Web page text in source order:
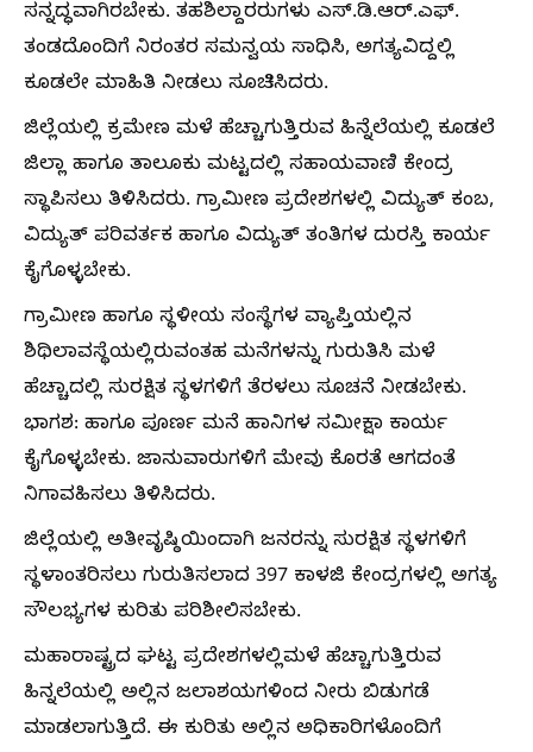
ಸನ್ನದ್ಧವಾಗಿರಬೇಕು. ತಹಶಿಲ್ದಾರರುಗಳು ಎಸ್.ಡಿ.ಆರ್.ಎಫ್.
ತಂಡದೊಂದಿಗೆ ನಿರಂತರ ಸಮನ್ವಯ ಸಾಧಿಸಿ, ಅಗತ್ಯವಿದ್ದಲ್ಲಿ
ಕೂಡಲೇ ಮಾಹಿತಿ ನೀಡಲು ಸೂಚಿಸಿದರು.
ಜಿಲ್ಲೆಯಲ್ಲಿ ಕ್ರಮೇಣ ಮಳೆ‌ ಹೆಚ್ಚಾಗುತ್ತಿರುವ ಹಿನ್ನೆಲೆಯಲ್ಲಿ ಕೂಡಲೆ
ಜಿಲ್ಲಾ ಹಾಗೂ ತಾಲೂಕು‌ ಮಟ್ಟದಲ್ಲಿ ಸಹಾಯವಾಣಿ ಕೇಂದ್ರ
ಸ್ಥಾಪಿಸಲು ತಿಳಿಸಿದರು. ಗ್ರಾಮೀಣ ಪ್ರದೇಶಗಳಲ್ಲಿ ವಿದ್ಯುತ್ ಕಂಬ,
ವಿದ್ಯುತ್ ಪರಿವರ್ತಕ ಹಾಗೂ ವಿದ್ಯುತ್ ತಂತಿಗಳ ದುರಸ್ತಿ ಕಾರ್ಯ
ಕೈಗೊಳ್ಳಬೇಕು.
ಗ್ರಾಮೀಣ ಹಾಗೂ ಸ್ಥಳೀಯ ಸಂಸ್ಥೆಗಳ ವ್ಯಾಪ್ತಿಯಲ್ಲಿನ
ಶಿಥಿಲಾವಸ್ಥೆಯಲ್ಲಿರುವಂತಹ ಮನೆಗಳನ್ನು ಗುರುತಿಸಿ ಮಳೆ
ಹೆಚ್ಚಾದಲ್ಲಿ ಸುರಕ್ಷಿತ ಸ್ಥಳಗಳಿಗೆ ತೆರಳಲು ಸೂಚನೆ ನೀಡಬೇಕು.
ಭಾಗಶ: ಹಾಗೂ ಪೂರ್ಣ ಮನೆ ಹಾನಿಗಳ ಸಮೀಕ್ಷಾ ಕಾರ್ಯ
ಕೈಗೊಳ್ಳಬೇಕು. ಜಾನುವಾರುಗಳಿಗೆ ಮೇವು ಕೊರತೆ ಆಗದಂತೆ
ನಿಗಾವಹಿಸಲು ತಿಳಿಸಿದರು.
ಜಿಲ್ಲೆಯಲ್ಲಿ ಅತೀವೃಷ್ಠಿಯಿಂದಾಗಿ ಜನರನ್ನು ಸುರಕ್ಷಿತ ಸ್ಥಳಗಳಿಗೆ
ಸ್ಥಳಾಂತರಿಸಲು ಗುರುತಿಸಲಾದ 397 ಕಾಳಜಿ ಕೇಂದ್ರಗಳಲ್ಲಿ ಅಗತ್ಯ
ಸೌಲಭ್ಯಗಳ ಕುರಿತು ಪರಿಶೀಲಿಸಬೇಕು.
ಮಹಾರಾಷ್ಟ್ರದ ಘಟ್ಟ ಪ್ರದೇಶಗಳಲ್ಲಿ‌ಮಳೆ ಹೆಚ್ಚಾಗುತ್ತಿರುವ
ಹಿನ್ನಲೆಯಲ್ಲಿ ಅಲ್ಲಿನ ಜಲಾಶಯಗಳಿಂದ ನೀರು ಬಿಡುಗಡೆ
ಮಾಡಲಾಗುತ್ತಿದೆ. ಈ ಕುರಿತು ಅಲ್ಲಿನ ಅಧಿಕಾರಿಗಳೊಂದಿಗೆ